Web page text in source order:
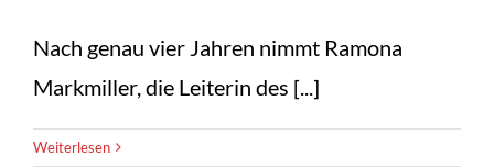
Nach genau vier Jahren nimmt Ramona
Markmiller, die Leiterin des [...]
Weiterlesen